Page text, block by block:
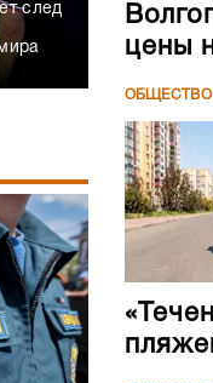
след
цены
ОБЩЕСТВО